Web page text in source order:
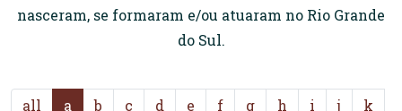
nasceram, se formaram e/ou atuaram no Rio Grande
do Sul.
all a b c d e f g h i j
k